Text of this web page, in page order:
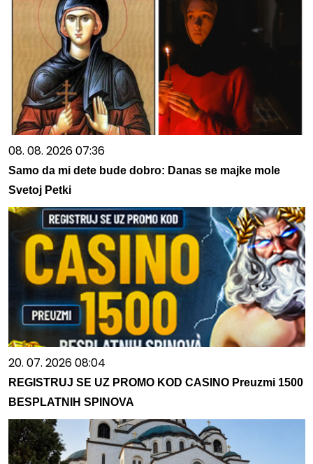
08. 08. 2026 07:36
Samo da mi dete bude dobro: Danas se majke mole
Svetoj Petki
20. 07. 2026 08:04
REGISTRUJ SE UZ PROMO KOD CASINO Preuzmi 1500
BESPLATNIH SPINOVA